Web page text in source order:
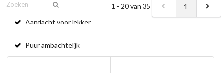
1 - 20 van 35
1
Aandacht voor lekker
Puur ambachtelijk